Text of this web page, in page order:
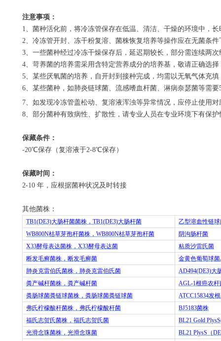
注意事项：
1、菌种活化前，将冷冻管保存在低温、清洁、干燥的环境中，
2、冷冻管开封、冻干粉复溶、菌株恢复培养等操作应在无菌条件
3、一些菌种经过冷冻干燥保存后，延迟期较长，部分需连续两
4、苛养菌的培养需采用含特定营养成分的培养基，敬请正确选
5、某些厌氧菌的培养，自开封到接种完成，均需以无氧气体充
6、某些菌种，如肺炎链球菌、流感嗜血杆菌、淋病奈瑟菌等需要
7、如发现冷冻管盖松动、复溶液浑浊等异常情况，应停止使用对
8、部分菌种有致病性、扩散性，请专业人员在专业环境下有保护
保藏条件：
-20℃保存（复溶液于2-8℃保存）
保藏时间：
2-10 年，应根据菌种状况及时转接
其他菌株：
TB1(DE3)大肠杆菌菌株， TB1(DE3)大肠杆菌
乙型溶血性链
WB800N枯草芽孢杆菌株， WB800N枯草芽孢杆菌
阴沟肠杆菌
X33酵母表达菌株， X33酵母表达菌
粘质沙雷氏菌
断发毛癣菌株，断发毛癣菌
金黄色葡萄球菌
肺炎克雷伯氏菌株，肺炎克雷伯氏菌
AD494(DE3)大
粪产碱杆菌株，粪产碱杆菌
AGL-1根癌农杆
粪肠球菌粪链球菌株，粪肠球菌粪链球菌
ATCC15834发
弗氏柠檬酸杆菌株，弗氏柠檬酸杆菌
BJ5183菌株
福氏志贺氏菌株，福氏志贺氏菌
BL21 Gold
光滑念珠菌株，光滑念珠菌
BL21 PlysS （